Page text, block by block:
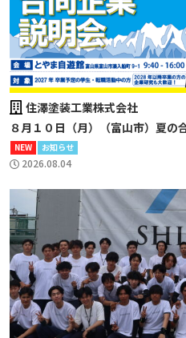
住澤塗装工業株式会社
８月１０日（月）（富山市）夏
NEW お知らせ
2026.08.04